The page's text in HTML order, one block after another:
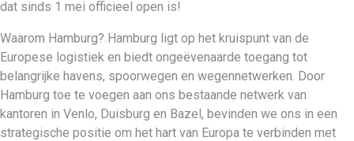
dat sinds 1 mei officieel open is!
Waarom Hamburg? Hamburg ligt op het kruispunt van de
Europese logistiek en biedt ongeëvenaarde toegang tot
belangrijke havens, spoorwegen en wegennetwerken. Door
Hamburg toe te voegen aan ons bestaande netwerk van
kantoren in Venlo, Duisburg en Bazel, bevinden we ons in een
strategische positie om het hart van Europa te verbinden met